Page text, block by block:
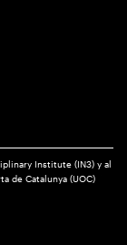
Institute (IN3) y al
de Catalunya (UOC)